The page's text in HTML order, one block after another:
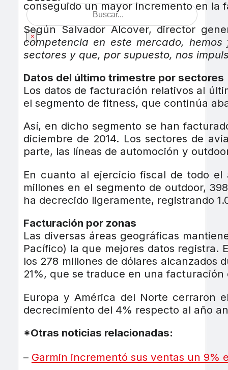
×
conseguido un mayor incremento en
Según Salvador Alcover, director
competencia en este mercado,
sectores y que, por supuesto, nos
Datos del último trimestre por sectores
Los datos de facturación relativos al
el segmento de fitness, que continúa
Así, en dicho segmento se han
diciembre de 2014. Los sectores de
parte, las líneas de automoción y
En cuanto al ejercicio fiscal de todo el
millones en el segmento de outdoor,
ha decrecido ligeramente, registrando
Facturación por zonas
Las diversas áreas geográficas
Pacífico) la que mejores datos
los 278 millones de dólares alcanzados
21%, que se traduce en una facturación
Europa y América del Norte cerraron
decrecimiento del 4% respecto al año
*Otras noticias relacionadas:
– Garmin incrementó sus ventas un 9%